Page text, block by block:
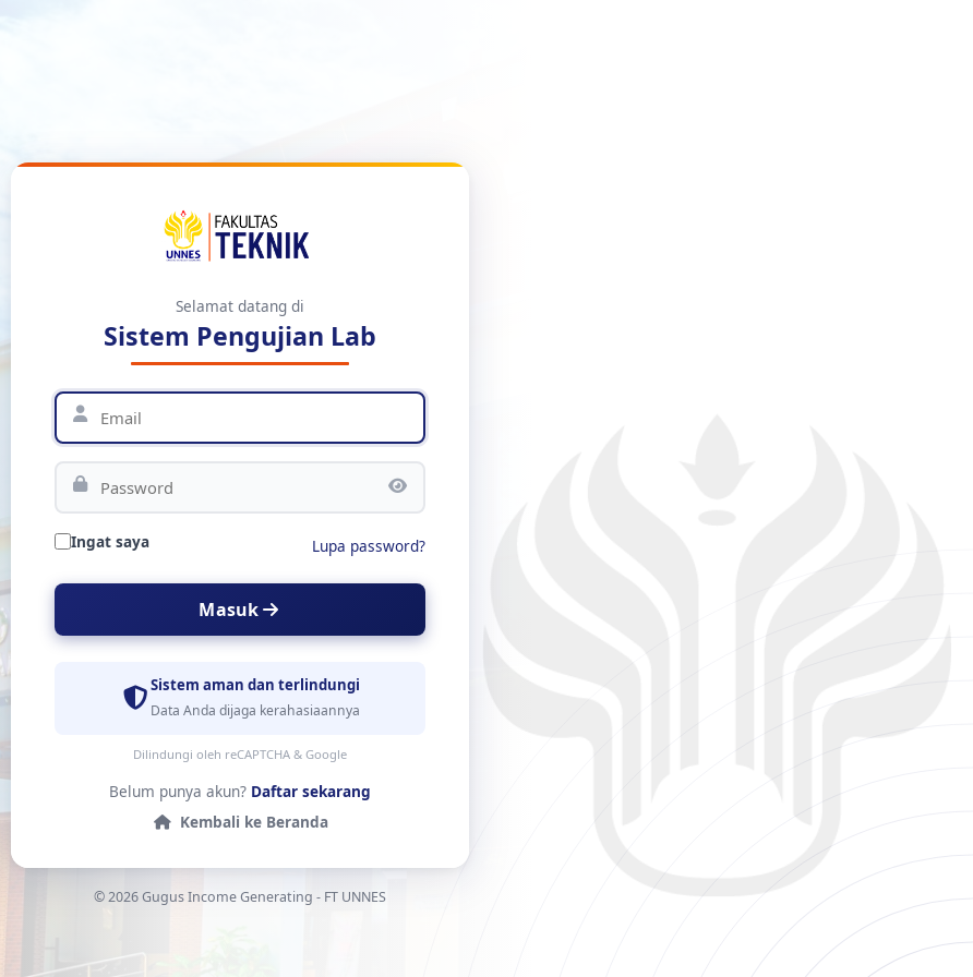
Selamat datang di
Sistem Pengujian Lab
Ingat saya Lupa password?
Masuk
Sistem aman dan terlindungi
Data Anda dijaga kerahasiaannya
Dilindungi oleh reCAPTCHA & Google
Belum punya akun? Daftar sekarang
Kembali ke Beranda
© 2026 Gugus Income Generating - FT UNNES